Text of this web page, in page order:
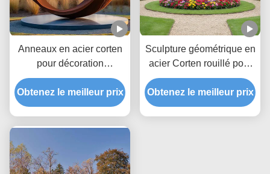
Anneaux en acier corten
pour décoration
extérieure ou de jardin
Obtenez le meilleur prix
Sculpture géométrique en
acier Corten rouillé pour
la décoration de jardin
extérieur et l'art paysager
Obtenez le meilleur prix